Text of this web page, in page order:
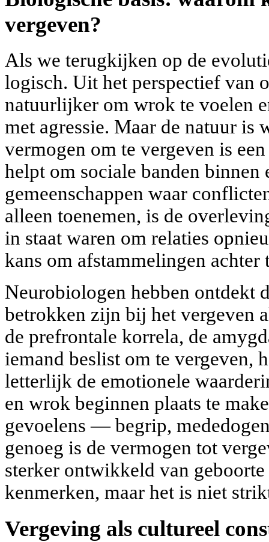
vergeven?
Als we terugkijken op de
logisch. Uit het perspectief van
natuurlijker om wrok te voelen
met agressie. Maar de natuur is
vermogen om te vergeven is
helpt om sociale banden binnen
gemeenschappen waar
alleen toenemen, is de
in staat waren om relaties
kans om afstammelingen achter
Neurobiologen hebben ontdekt
betrokken zijn bij het vergeven
de prefrontale korrela, de
iemand beslist om te vergeven,
letterlijk de emotionele
en wrok beginnen plaats te
gevoelens — begrip,
genoeg is de vermogen tot
sterker ontwikkeld van
kenmerken, maar het is niet
Vergeving als cultureel